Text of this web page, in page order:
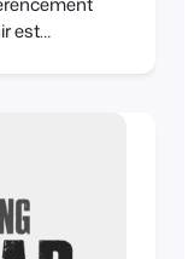
est
de